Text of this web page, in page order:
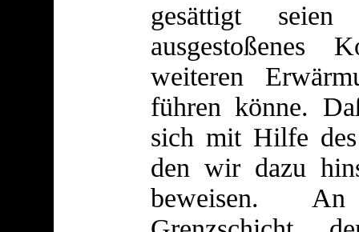
gesättigt
ausgestoßenes
weiteren
führen könne.
sich mit Hilfe des
den wir dazu
beweisen.